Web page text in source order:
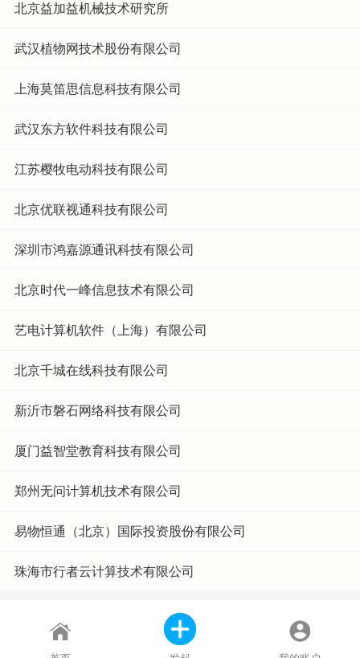
北京益加益机械技术研究所
武汉植物网技术股份有限公司
上海莫笛思信息科技有限公司
武汉东方软件科技有限公司
江苏樱牧电动科技有限公司
北京优联视通科技有限公司
深圳市鸿嘉源通讯科技有限公司
北京时代一峰信息技术有限公司
艺电计算机软件（上海）有限公司
北京千城在线科技有限公司
新沂市磐石网络科技有限公司
厦门益智堂教育科技有限公司
郑州无问计算机技术有限公司
易物恒通（北京）国际投资股份有限公司
珠海市行者云计算技术有限公司